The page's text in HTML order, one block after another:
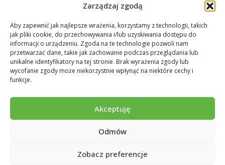
Zarządzaj zgodą
Aby zapewnić jak najlepsze wrażenia, korzystamy z technologii, takich
jak pliki cookie, do przechowywania i/lub uzyskiwania dostępu do
informacji o urządzeniu. Zgoda na te technologie pozwoli nam
przetwarzać dane, takie jak zachowanie podczas przeglądania lub
unikalne identyfikatory na tej stronie. Brak wyrażenia zgody lub
wycofanie zgody może niekorzystnie wpłynąć na niektóre cechy i
funkcje.
Akceptuję
Odmów
Zobacz preferencje
Sekretariat / Dziennik podawczy
tel.: 12 422 94 90
e-mail:biuro@wfos.krakow.pl
Copyright © 2026 WFOŚiGW w Krakowie. Wszystkie prawa zastrzeżone.